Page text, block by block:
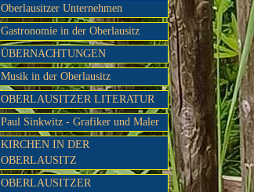
Oberlausitzer Unternehmen
Gastronomie in der Oberlausitz
ÜBERNACHTUNGEN
Musik in der Oberlausitz
OBERLAUSITZER LITERATUR
Paul Sinkwitz - Grafiker und Maler
KIRCHEN IN DER
OBERLAUSITZ
OBERLAUSITZER